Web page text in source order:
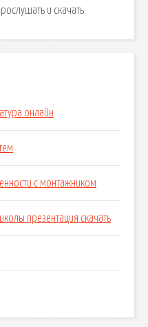
и скачать.
онлайн
с монтажником
презентация скачать